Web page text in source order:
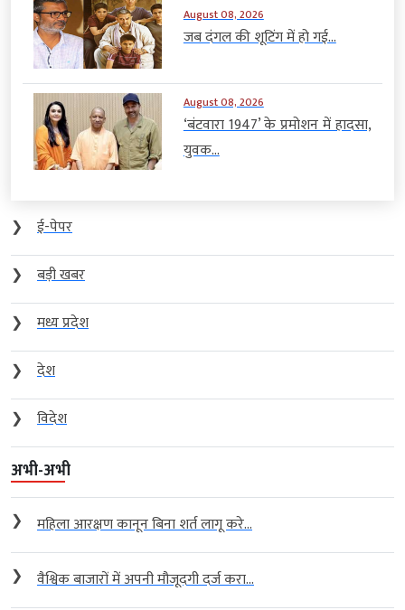
August 08, 2026
जब दंगल की शूटिंग में हो गई...
August 08, 2026
‘बंटवारा 1947’ के प्रमोशन में हादसा,
युवक...
❯
ई-पेपर
❯
बड़ी खबर
❯
मध्य प्रदेश
❯
देश
❯
विदेश
अभी-अभी
❯ महिला आरक्षण कानून बिना शर्त लागू करे...
❯ वैश्विक बाजारों में अपनी मौजूदगी दर्ज करा...